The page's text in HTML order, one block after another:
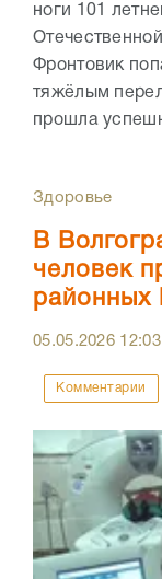
ноги 101
Фронтовик
тяжёлым
прошла
Здоровье
В
человек
05.05.2026 12:03
Комментарии